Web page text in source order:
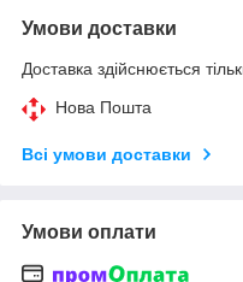
Умови доставки
Доставка здійснюється
Нова Пошта
Всі умови доставки
Умови оплати